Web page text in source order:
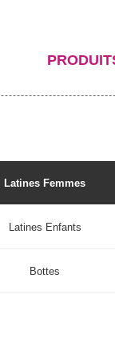
Latines Femmes
Latines Enfants
Bottes